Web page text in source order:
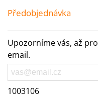
Předobjednávka
Upozorníme vás, až
email.
1003106